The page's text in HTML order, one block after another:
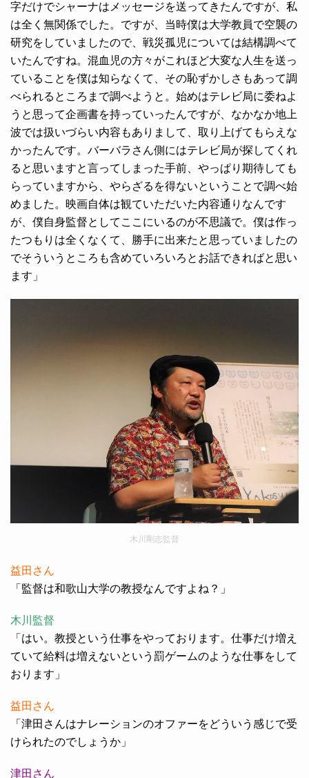
字だけでシャーナはメッセージを送ってきたんですが、私
は全く無関係でした。ですが、当時僕は大学教員で空襲の
研究をしていましたので、戦災孤児については結構調べて
いたんですね。混血児の方々がこれほど大変な人生を送っ
ていることを僕は知らなくて、その恥ずかしさもあって調
べられるところまで調べようと。始めはテレビ局に委ねよ
うと思って企画書を持っていったんですが、なかなか地上
波では扱いづらい内容もありまして、取り上げてもらえな
かったんです。バーバラさん側にはテレビ局が探してくれ
ると思いますと言ってしまった手前、やっぱり期待しても
らっていますから、やらざるを得ないということで調べ始
めました。映画自体は観ていただいた内容通りなんです
が、僕自身監督としてここにいるのが不思議で。僕は作っ
たつもりは全くなくて、勝手に出来たと思っていましたの
でそういうところも含めていろいろとお話できればと思い
ます」
木川剛志監督
益田さん
「監督は和歌山大学の教授なんですよね？」
木川監督
「はい。教授という仕事をやっております。仕事だけ増え
ていて給料は増えないという罰ゲームのような仕事をして
おります」
益田さん
「津田さんはナレーションのオファーをどういう感じで受
けられたのでしょうか」
津田さん